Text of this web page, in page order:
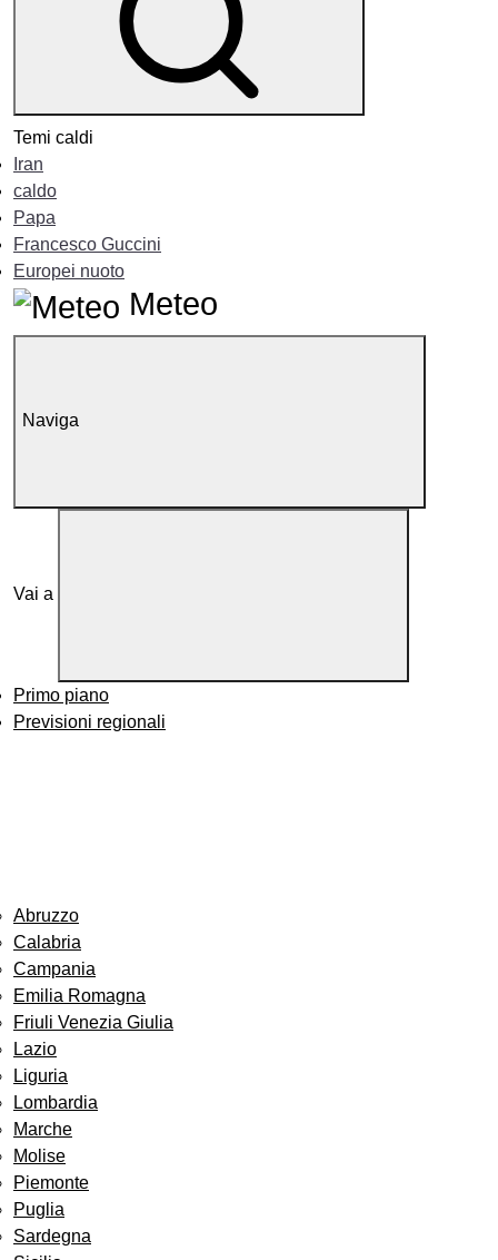
Temi caldi
Iran
caldo
Papa
Francesco Guccini
Europei nuoto
Meteo
Naviga
Vai a
Primo piano
Previsioni regionali
Abruzzo
Calabria
Campania
Emilia Romagna
Friuli Venezia Giulia
Lazio
Liguria
Lombardia
Marche
Molise
Piemonte
Puglia
Sardegna